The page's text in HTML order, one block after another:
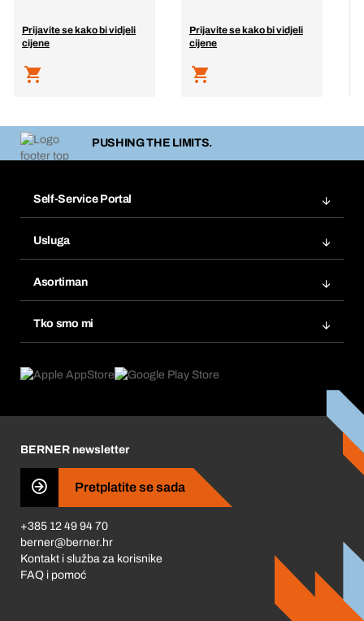
Prijavite se kako bi vidjeli
cijene
Prijavite se kako bi vidjeli
cijene
PUSHING THE LIMITS.
Self-Service Portal
Popisi želja
Ponovno naručivanje
Pretplate
Usluga
Tražitelji proizvoda
Asortiman
Tko smo mi
Što nas pokreće
Business Conduct
BERNER newsletter
Pretplatite se sada
+385 12 49 94 70
berner@berner.hr
Kontakt i služba za korisnike
FAQ i pomoć